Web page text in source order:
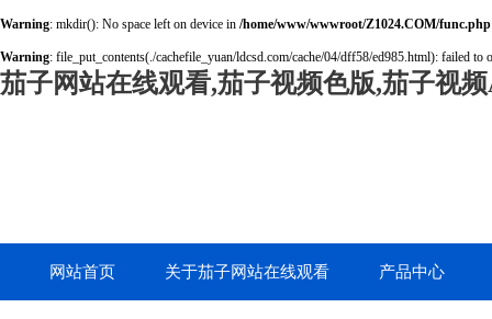
Warning: mkdir(): No space left on device in /home/www/wwwroot/Z1024.COM/func.php
Warning: file_put_contents(./cachefile_yuan/ldcsd.com/cache/04/dff58/ed985.html): failed
茄子网站在线观看,茄子视频色版,茄子视
网站首页 关于茄子网站在线观看 产品中心